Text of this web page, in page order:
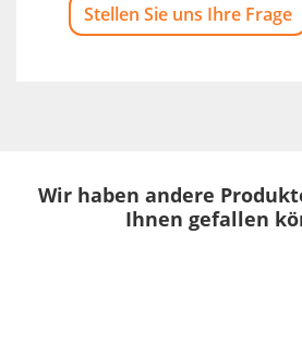
Stellen Sie uns Ihre Frage
Wir haben andere
Ihnen gefallen